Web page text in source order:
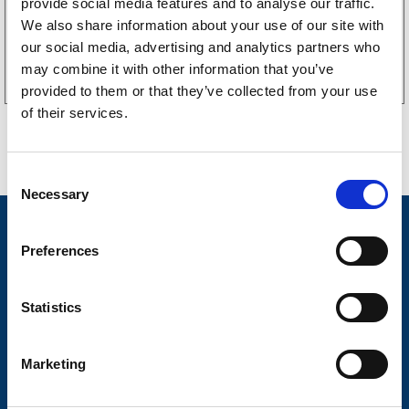
provide social media features and to analyse our traffic.
We also share information about your use of our site with
our social media, advertising and analytics partners who
may combine it with other information that you’ve
provided to them or that they’ve collected from your use
of their services.
o
Necessary
Preferences
Statistics
Marketing
Köp online
Släpvagnsservice
Frågor & Svar
Butikskoncept